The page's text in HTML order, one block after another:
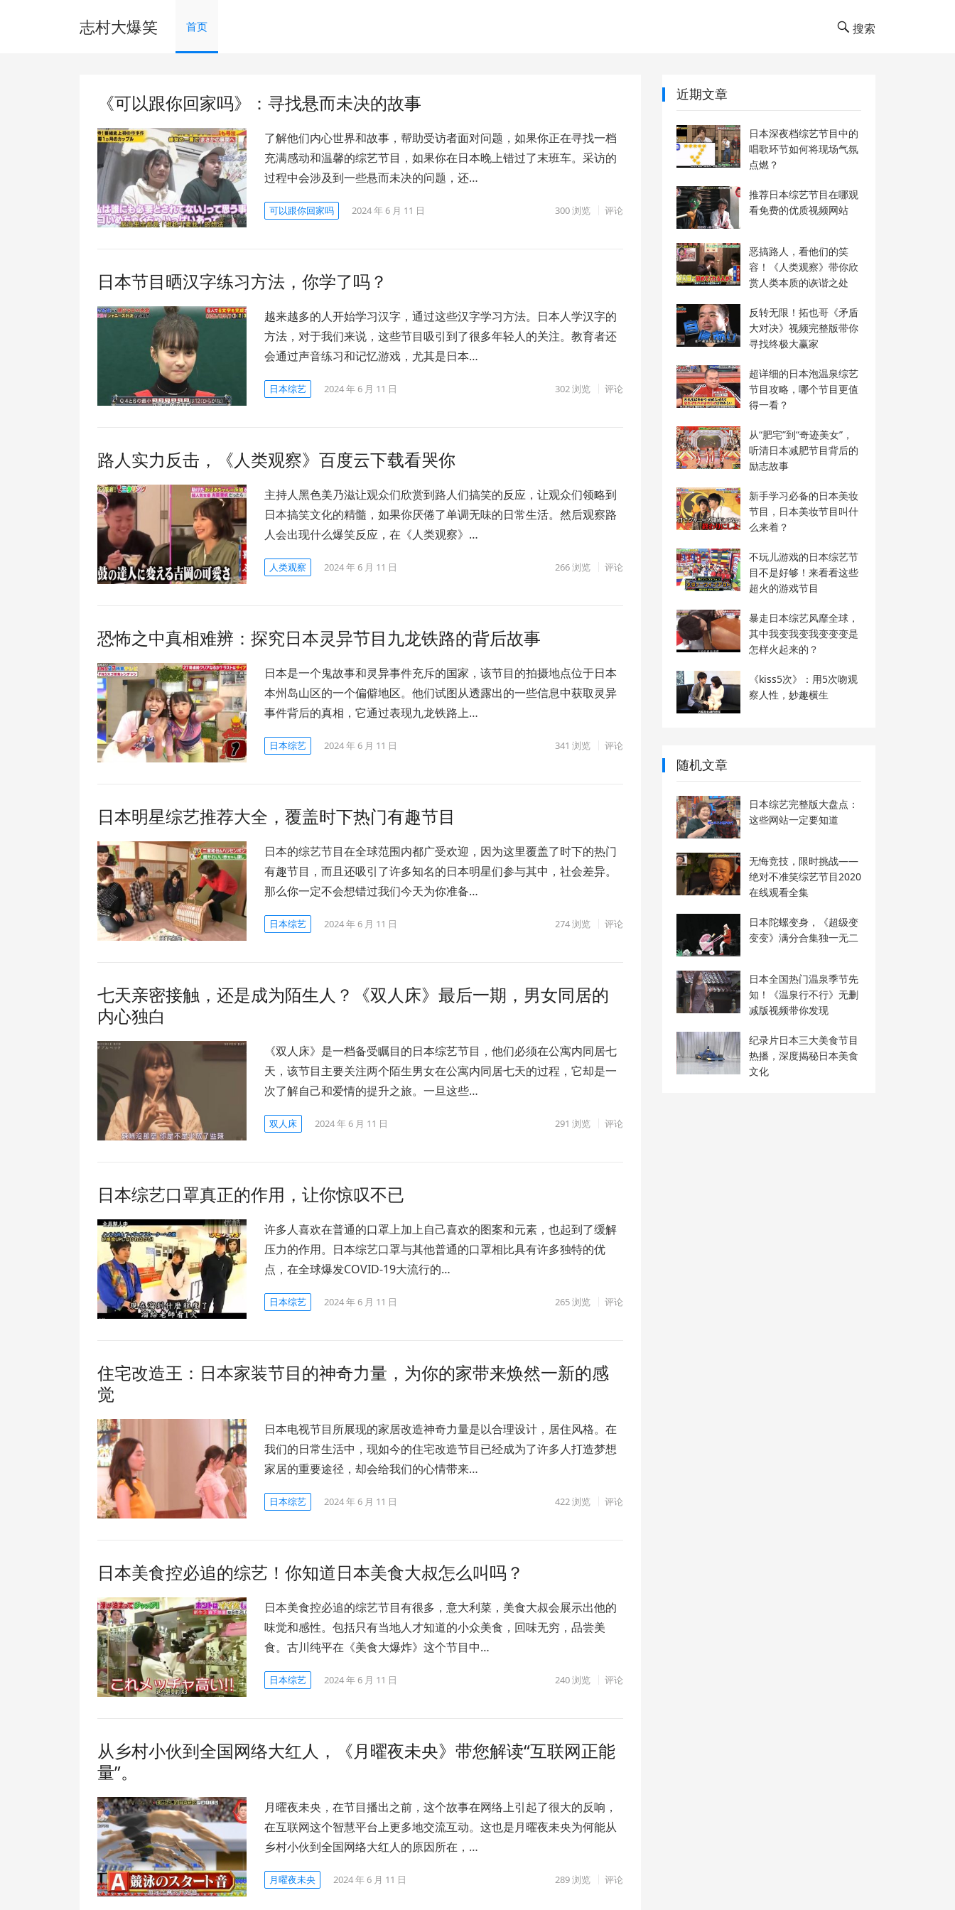
志村大爆笑 首页 搜索
《可以跟你回家吗》：寻找悬而未决的故事
了解他们内心世界和故事，帮助受访者面对问题，如果你正在寻找一档
充满感动和温馨的综艺节目，如果你在日本晚上错过了末班车。采访的
过程中会涉及到一些悬而未决的问题，还…
可以跟你回家吗 2024 年 6 月 11 日 300浏览 评论
日本节目晒汉字练习方法，你学了吗？
越来越多的人开始学习汉字，通过这些汉字学习方法。日本人学汉字的
方法，对于我们来说，这些节目吸引到了很多年轻人的关注。教育者还
会通过声音练习和记忆游戏，尤其是日本…
日本综艺 2024 年 6 月 11 日 302浏览 评论
路人实力反击，《人类观察》百度云下载看哭你
主持人黑色美乃滋让观众们欣赏到路人们搞笑的反应，让观众们领略到
日本搞笑文化的精髓，如果你厌倦了单调无味的日常生活。然后观察路
人会出现什么爆笑反应，在《人类观察》…
人类观察 2024 年 6 月 11 日 266浏览 评论
恐怖之中真相难辨：探究日本灵异节目九龙铁路的背后故事
日本是一个鬼故事和灵异事件充斥的国家，该节目的拍摄地点位于日本
本州岛山区的一个偏僻地区。他们试图从透露出的一些信息中获取灵异
事件背后的真相，它通过表现九龙铁路上…
日本综艺 2024 年 6 月 11 日 341 浏览 评论
日本明星综艺推荐大全，覆盖时下热门有趣节目
日本的综艺节目在全球范围内都广受欢迎，因为这里覆盖了时下的热门
有趣节目，而且还吸引了许多知名的日本明星们参与其中，社会差异。
那么你一定不会想错过我们今天为你准备…
日本综艺 2024 年 6 月 11 日 274浏览 评论
七天亲密接触，还是成为陌生人？《双人床》最后一期，男女同居的
内心独白
《双人床》是一档备受瞩目的日本综艺节目，他们必须在公寓内同居七
天，该节目主要关注两个陌生男女在公寓内同居七天的过程，它却是一
次了解自己和爱情的提升之旅。一旦这些…
双人床 2024 年 6 月 11 日 291 浏览 评论
日本综艺口罩真正的作用，让你惊叹不已
许多人喜欢在普通的口罩上加上自己喜欢的图案和元素，也起到了缓解
压力的作用。日本综艺口罩与其他普通的口罩相比具有许多独特的优
点，在全球爆发COVID-19大流行的…
日本综艺 2024 年 6 月 11 日 265浏览 评论
住宅改造王：日本家装节目的神奇力量，为你的家带来焕然一新的感
觉
日本电视节目所展现的家居改造神奇力量是以合理设计，居住风格。在
我们的日常生活中，现如今的住宅改造节目已经成为了许多人打造梦想
家居的重要途径，却会给我们的心情带来…
日本综艺 2024 年 6 月 11 日 422浏览 评论
日本美食控必追的综艺！你知道日本美食大叔怎么叫吗？
日本美食控必追的综艺节目有很多，意大利菜，美食大叔会展示出他的
味觉和感性。包括只有当地人才知道的小众美食，回味无穷，品尝美
食。古川纯平在《美食大爆炸》这个节目中…
日本综艺 2024 年 6 月 11 日 240浏览 评论
从乡村小伙到全国网络大红人，《月曜夜未央》带您解读“互联网正能
量”。
月曜夜未央，在节目播出之前，这个故事在网络上引起了很大的反响，
在互联网这个智慧平台上更多地交流互动。这也是月曜夜未央为何能从
乡村小伙到全国网络大红人的原因所在，…
月曜夜未央 2024 年 6 月 11 日 289浏览 评论
近期文章
日本深夜档综艺节目中的
唱歌环节如何将现场气氛
点燃？
推荐日本综艺节目在哪观
看免费的优质视频网站
恶搞路人，看他们的笑
容！《人类观察》带你欣
赏人类本质的诙谐之处
反转无限！拓也哥《矛盾
大对决》视频完整版带你
寻找终极大赢家
超详细的日本泡温泉综艺
节目攻略，哪个节目更值
得一看？
从“肥宅”到“奇迹美女”，
听清日本减肥节目背后的
励志故事
新手学习必备的日本美妆
节目，日本美妆节目叫什
么来着？
不玩儿游戏的日本综艺节
目不是好够！来看看这些
超火的游戏节目
暴走日本综艺风靡全球，
其中我变我变我变变变是
怎样火起来的？
《kiss5次》：用5次吻观
察人性，妙趣横生
随机文章
日本综艺完整版大盘点：
这些网站一定要知道
无悔竞技，限时挑战——
绝对不准笑综艺节目2020
在线观看全集
日本陀螺变身，《超级变
变变》满分合集独一无二
日本全国热门温泉季节先
知！《温泉行不行》无删
减版视频带你发现
纪录片日本三大美食节目
热播，深度揭秘日本美食
文化